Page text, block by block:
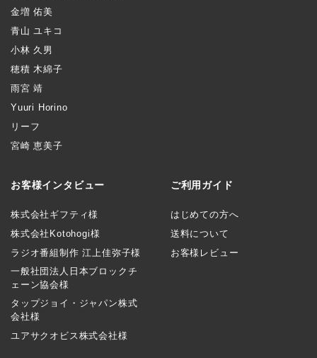
金増 佑美
青山 ユキコ
小林 久男
穂積 木綿子
雨宮 靖
Yuuri Horino
リーフ
宮崎 恵美子
お客様インタビュー
株式会社ギフティ様
株式会社Kotohogi様
ラジオ番組制作 江上佳弥子様
一般社団法人日本ブロックチ
ェーン協会様
タップジョイ・ジャパン株式
会社様
ユアサクオビス株式会社様
ご利用ガイド
はじめての方へ
送料について
お客様レビュー